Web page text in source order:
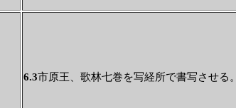
6.3市原王、歌林七巻を写経所で書写させる。